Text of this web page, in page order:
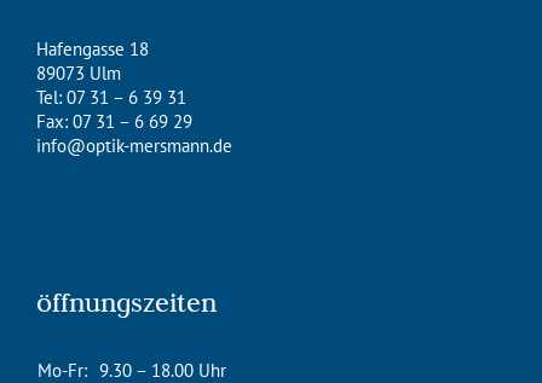
Hafengasse 18
89073 Ulm
Tel: 07 31 – 6 39 31
Fax: 07 31 – 6 69 29
info@optik-mersmann.de
öffnungszeiten
Mo-Fr: 9.30 – 18.00 Uhr